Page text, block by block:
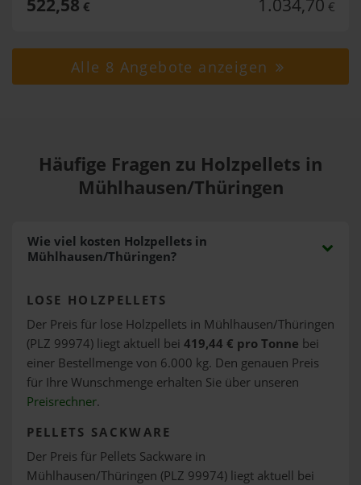
€ €
Alle 8 Angebote anzeigen
Häufige Fragen zu Holzpellets in
Mühlhausen/Thüringen
Wie viel kosten Holzpellets in
Mühlhausen/Thüringen?
LOSE HOLZPELLETS
Der Preis für lose Holzpellets in Mühlhausen/Thüringen
(PLZ 99974) liegt aktuell bei 419,44 € pro Tonne bei
einer Bestellmenge von 6.000 kg. Den genauen Preis
für Ihre Wunschmenge erhalten Sie über unseren
Preisrechner.
PELLETS SACKWARE
Der Preis für Pellets Sackware in
Mühlhausen/Thüringen (PLZ 99974) liegt aktuell bei